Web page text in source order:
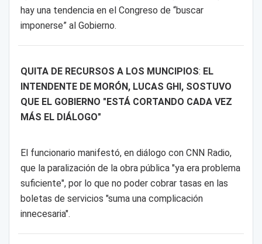
hay una tendencia en el Congreso de “buscar
imponerse” al Gobierno.
QUITA DE RECURSOS A LOS MUNCIPIOS: EL
INTENDENTE DE MORÓN, LUCAS GHI, SOSTUVO
QUE EL GOBIERNO "ESTÁ CORTANDO CADA VEZ
MÁS EL DIÁLOGO"
El funcionario manifestó, en diálogo con CNN Radio,
que la paralización de la obra pública "ya era problema
suficiente", por lo que no poder cobrar tasas en las
boletas de servicios "suma una complicación
innecesaria".